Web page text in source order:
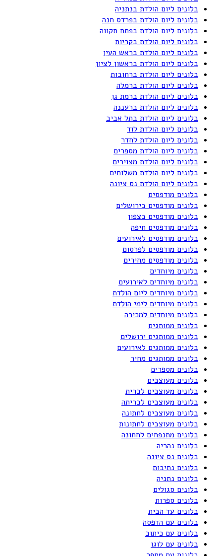
בלונים ליום הולדת בנתניה
בלונים ליום הולדת בפרדס חנה
בלונים ליום הולדת בפתח תקווה
בלונים ליום הולדת בקריות
בלונים ליום הולדת בראש העין
בלונים ליום הולדת בראשון לציון
בלונים ליום הולדת ברחובות
בלונים ליום הולדת ברמלה
בלונים ליום הולדת ברמת גן
בלונים ליום הולדת ברעננה
בלונים ליום הולדת בתל אביב
בלונים ליום הולדת לוד
בלונים ליום הולדת לחדר
בלונים ליום הולדת מספרים
בלונים ליום הולדת מצוירים
בלונים ליום הולדת משלוחים
בלונים ליום הולדת נס ציונה
בלונים מודפסים
בלונים מודפסים בירושלים
בלונים מודפסים בצפון
בלונים מודפסים חיפה
בלונים מודפסים לאירועים
בלונים מודפסים לפרסום
בלונים מודפסים מחירים
בלונים מיוחדים
בלונים מיוחדים לאירועים
בלונים מיוחדים ליום הולדת
בלונים מיוחדים לימי הולדת
בלונים מיוחדים למכירה
בלונים ממותגים
בלונים ממותגים ירושלים
בלונים ממותגים לאירועים
בלונים ממותגים מחיר
בלונים מספרים
בלונים מעוצבים
בלונים מעוצבים לברית
בלונים מעוצבים לבריתה
בלונים מעוצבים לחתונה
בלונים מעוצבים לחתונות
בלונים מתנפחים לחתונה
בלונים נהריה
בלונים נס ציונה
בלונים נתיבות
בלונים נתניה
בלונים סגולים
בלונים ספרות
בלונים עד הבית
בלונים עם הדפסה
בלונים עם כיתוב
בלונים עם לוגו